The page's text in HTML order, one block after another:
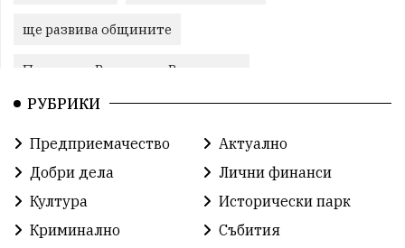
ще развива общините
Провадия, Ветрино и Вълчи дол
Метеоролигична обстановка
Североизточна България
Център за обслужване Модел „на едно гише“
РУБРИКИ
Предприемачество
Актуално
Добри дела
Лични финанси
Култура
Исторически парк
Криминално
Събития